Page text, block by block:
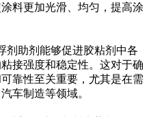
料更加光滑、均匀，提高涂
助剂能够促进胶粘剂中各
接强度和稳定性。这对于确
靠性至关重要，尤其是在需
车制造等领域。